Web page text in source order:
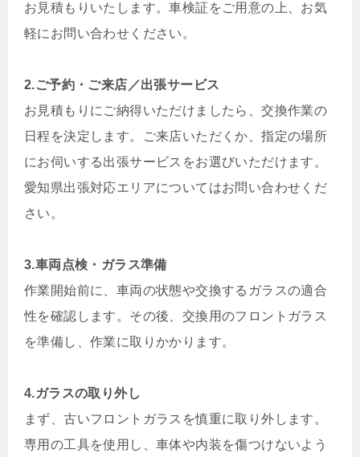
お見積もりいたします。車検証をご用意の上、お気
軽にお問い合わせください。
2.ご予約・ご来店／出張サービス
お見積もりにご納得いただけましたら、交換作業の
日程を決定します。ご来店いただくか、指定の場所
にお伺いする出張サービスをお選びいただけます。
愛知県出張対応エリアについてはお問い合わせくだ
さい。
3.車両点検・ガラス準備
作業開始前に、車両の状態や交換するガラスの適合
性を確認します。その後、交換用のフロントガラス
を準備し、作業に取りかかります。
4.ガラスの取り外し
まず、古いフロントガラスを慎重に取り外します。
専用の工具を使用し、車体や内装を傷つけないよう